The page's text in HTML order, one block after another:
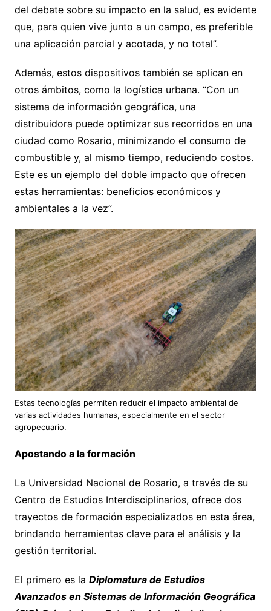
del debate sobre su impacto en la salud, es evidente
que, para quien vive junto a un campo, es preferible
una aplicación parcial y acotada, y no total”.
Además, estos dispositivos también se aplican en
otros ámbitos, como la logística urbana. “Con un
sistema de información geográfica, una
distribuidora puede optimizar sus recorridos en una
ciudad como Rosario, minimizando el consumo de
combustible y, al mismo tiempo, reduciendo costos.
Este es un ejemplo del doble impacto que ofrecen
estas herramientas: beneficios económicos y
ambientales a la vez”.
Estas tecnologías permiten reducir el impacto ambiental de
varias actividades humanas, especialmente en el sector
agropecuario.
Apostando a la formación
La Universidad Nacional de Rosario, a través de su
Centro de Estudios Interdisciplinarios, ofrece dos
trayectos de formación especializados en esta área,
brindando herramientas clave para el análisis y la
gestión territorial.
El primero es la Diplomatura de Estudios
Avanzados en Sistemas de Información Geográfica